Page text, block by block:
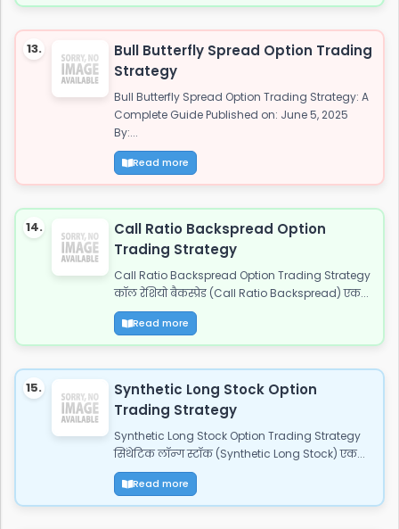
13.
Bull Butterfly Spread Option Trading
Strategy
Bull Butterfly Spread Option Trading Strategy: A
Complete Guide Published on: June 5, 2025
By:...
Read more
14.
Call Ratio Backspread Option
Trading Strategy
Call Ratio Backspread Option Trading Strategy
कॉल रेशियो बैकस्प्रेड (Call Ratio Backspread) एक...
Read more
15.
Synthetic Long Stock Option
Trading Strategy
Synthetic Long Stock Option Trading Strategy
सिंथेटिक लॉन्ग स्टॉक (Synthetic Long Stock) एक...
Read more